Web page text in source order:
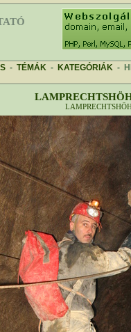
- TÉMÁK - KATEGÓRIÁK -